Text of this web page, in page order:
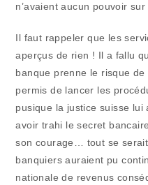
n’avaient aucun pouvoir
Il faut rappeler que les
aperçus de rien ! Il a fallu
banque prenne le risque
permis de lancer les
pusique la justice suisse
avoir trahi le secret
son courage… tout se
banquiers auraient pu
nationale de revenus